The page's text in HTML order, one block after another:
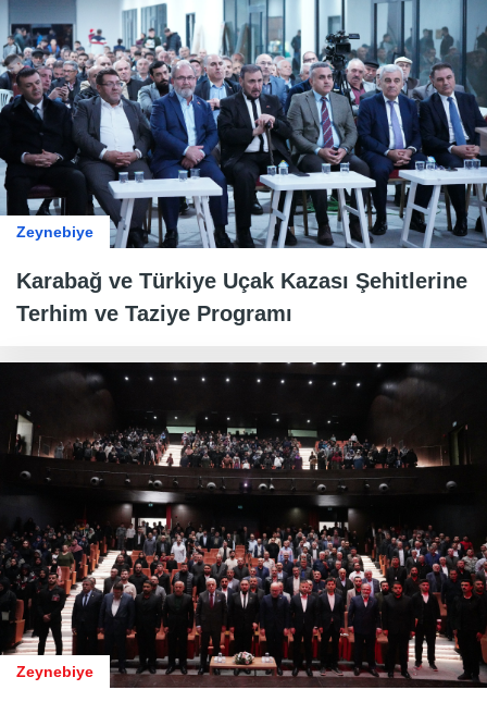
Zeynebiye
Karabağ ve Türkiye Uçak Kazası Şehitlerine
Terhim ve Taziye Programı
Zeynebiye